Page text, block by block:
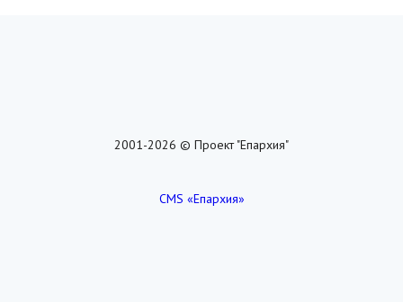
2001-2026 © Проект "Епархия"
CMS «Епархия»